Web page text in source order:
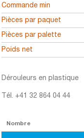
Commande min
Pièces par paquet
Pièces par palette
Poids net
Dérouleurs en plastique
Tél. +41 32 864 04 44
Nombre